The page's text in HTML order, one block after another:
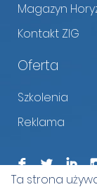
Magazyn
Kontakt ZIG
Oferta
Szkolenia
Reklama
F L I
Ta strona